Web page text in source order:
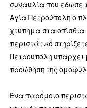
συναυλία που έδωσε
Αγία Πετρούπολη ο
χτυπημα στα οπίσθια
περιστάτικό
Πετρούπολη υπάρχει
προώθηση της
Ένα παρόμοιο